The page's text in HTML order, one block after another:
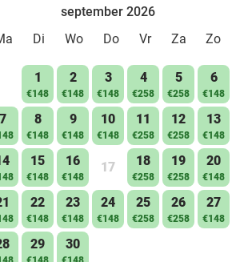
september 2026
Di Wo Do Vr Za Zo
1
€148
2
€148
3
€148
4
€258
5
€258
6
€148
7 8
€148
9
€148
10
€148
11
€258
12
€258
13
€148
15
€148
16
€148
17 18
€258
19
€258
20
€148
22
€148
23
€148
24
€148
25
€258
26
€258
27
€148
29 30